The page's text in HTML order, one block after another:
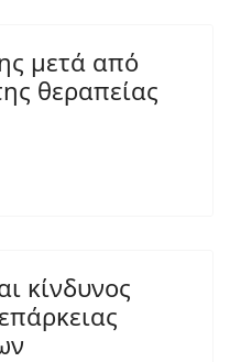
μετά από
θεραπείας
κίνδυνος